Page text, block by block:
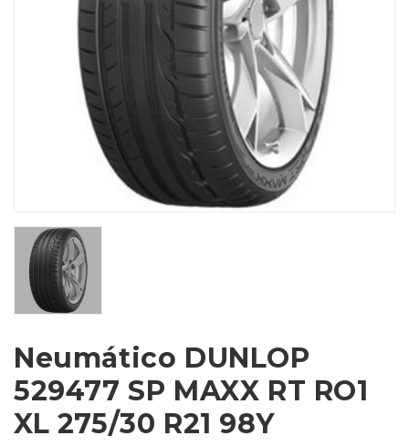
Neumático DUNLOP
529477 SP MAXX RT RO1
XL 275/30 R21 98Y